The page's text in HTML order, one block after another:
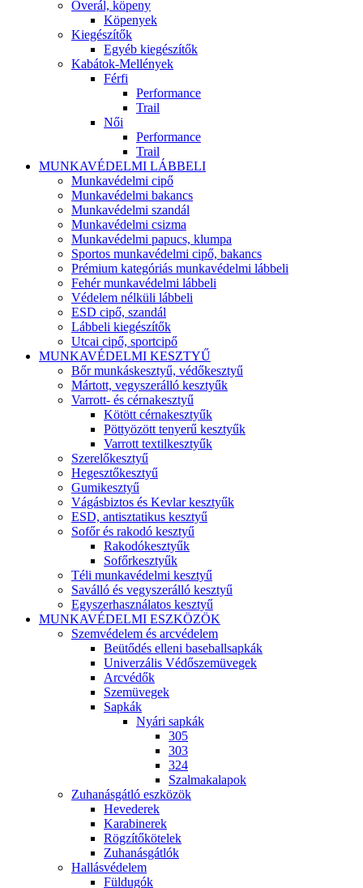
Overál, köpeny
Köpenyek
Kiegészítők
Egyéb kiegészítők
Kabátok-Mellények
Férfi
Performance
Trail
Női
Performance
Trail
MUNKAVÉDELMI LÁBBELI
Munkavédelmi cipő
Munkavédelmi bakancs
Munkavédelmi szandál
Munkavédelmi csizma
Munkavédelmi papucs, klumpa
Sportos munkavédelmi cipő, bakancs
Prémium kategóriás munkavédelmi lábbeli
Fehér munkavédelmi lábbeli
Védelem nélküli lábbeli
ESD cipő, szandál
Lábbeli kiegészítők
Utcai cipő, sportcipő
MUNKAVÉDELMI KESZTYŰ
Bőr munkáskesztyű, védőkesztyű
Mártott, vegyszerálló kesztyűk
Varrott- és cérnakesztyű
Kötött cérnakesztyűk
Pöttyözött tenyerű kesztyűk
Varrott textilkesztyűk
Szerelőkesztyű
Hegesztőkesztyű
Gumikesztyű
Vágásbiztos és Kevlar kesztyűk
ESD, antisztatikus kesztyű
Sofőr és rakodó kesztyű
Rakodókesztyűk
Sofőrkesztyűk
Téli munkavédelmi kesztyű
Saválló és vegyszerálló kesztyű
Egyszerhasználatos kesztyű
MUNKAVÉDELMI ESZKÖZÖK
Szemvédelem és arcvédelem
Beütődés elleni baseballsapkák
Univerzális Védőszemüvegek
Arcvédők
Szemüvegek
Sapkák
Nyári sapkák
305
303
324
Szalmakalapok
Zuhanásgátló eszközök
Hevederek
Karabinerek
Rögzítőkötelek
Zuhanásgátlók
Hallásvédelem
Füldugók